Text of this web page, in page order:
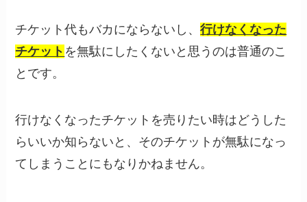
チケット代もバカにならないし、行けなくなった
チケット を無駄にしたくないと思うのは普通のこ
とです。
行けなくなったチケットを売りたい時はどうした
らいいか知らないと、そのチケットが無駄になっ
てしまうことにもなりかねません。